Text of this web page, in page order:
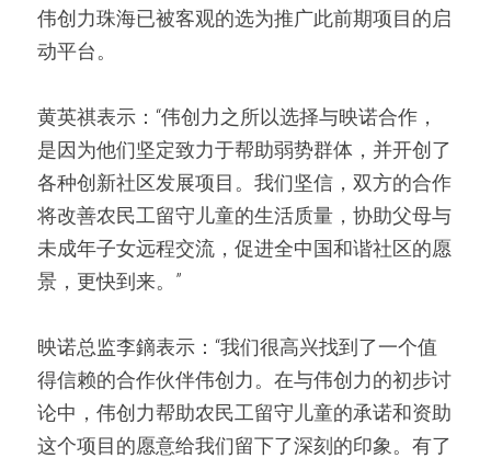
伟创力珠海已被客观的选为推广此前期项目的启
动平台。
黄英祺表示：“伟创力之所以选择与映诺合作，
是因为他们坚定致力于帮助弱势群体，并开创了
各种创新社区发展项目。我们坚信，双方的合作
将改善农民工留守儿童的生活质量，协助父母与
未成年子女远程交流，促进全中国和谐社区的愿
景，更快到来。”
映诺总监李鏑表示：“我们很高兴找到了一个值
得信赖的合作伙伴伟创力。在与伟创力的初步讨
论中，伟创力帮助农民工留守儿童的承诺和资助
这个项目的愿意给我们留下了深刻的印象。有了